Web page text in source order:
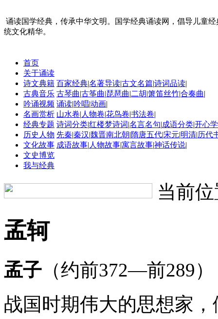
诵读国学经典，传承中华文明。国学经典诵读网，倡导儿童
统文化精华。
首页
关于诵读
诗文典籍 百家经典|名著导读|古文名篇|诗词品读|
古典音乐 古琴曲|古筝曲|琵琶曲|二胡|箫笛丝竹|合奏曲|
吟诵视频 诵读|吟唱|动画|
名画赏析 山水卷| 人物卷|花鸟卷|书法卷|
经典专题 诗词分类|红楼梦诗词|名言名句|成语分类|开心
历史人物 先秦|秦汉|魏晋南北朝|隋唐五代|宋元|明清|历代
文化故事 成语故事| 人物故事|寓言故事|神话传说|
文史博览
我与经典
当前
孟轲
孟子 （约前372—前289）
战国时期伟大的思想家